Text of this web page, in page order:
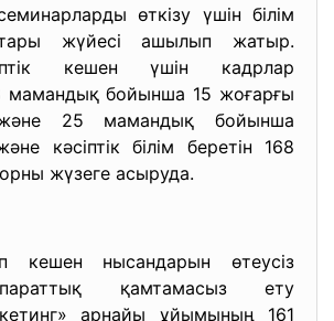
өткізу үшін білім
жүйесі ашылып жатыр.
кешен үшін кадрлар
мамандық бойынша 15 жоғарғы
25 мамандық бойынша
кәсіптік білім беретін 168
жүзеге асыруда.
кешен нысандарын өтеусіз
қамтамасыз ету
арнайы ұйымының 161